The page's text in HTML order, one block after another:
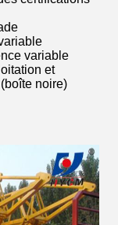
variable
et
noire)